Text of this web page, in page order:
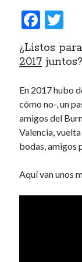
November 2016
October 2016
September 2016
June 2016
February 2016
January 2016
December 2015
November 2015
October 2015
May 2015
F
ac
e
o
o
k
itt
¿Listos
2017 juntos?
En 2017 hubo
cómo no-, un
amigos del
Valencia,
bodas, amigos
Aquí van unos